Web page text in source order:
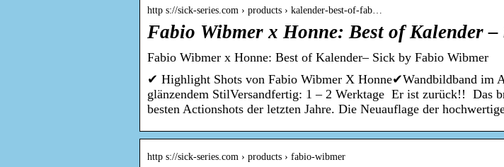
http s://sick-series.com › products › kalender-best-of-fab…
Fabio Wibmer x Honne: Best of Kalender –
Fabio Wibmer x Honne: Best of Kalender– Sick by Fabio Wibmer
✔ Highlight Shots von Fabio Wibmer X Honne✔Wandbildband im
glänzendem StilVersandfertig: 1 – 2 Werktage Er ist zurück!! Das
besten Actionshots der letzten Jahre. Die Neuauflage der
http s://sick-series.com › products › fabio-wibmer